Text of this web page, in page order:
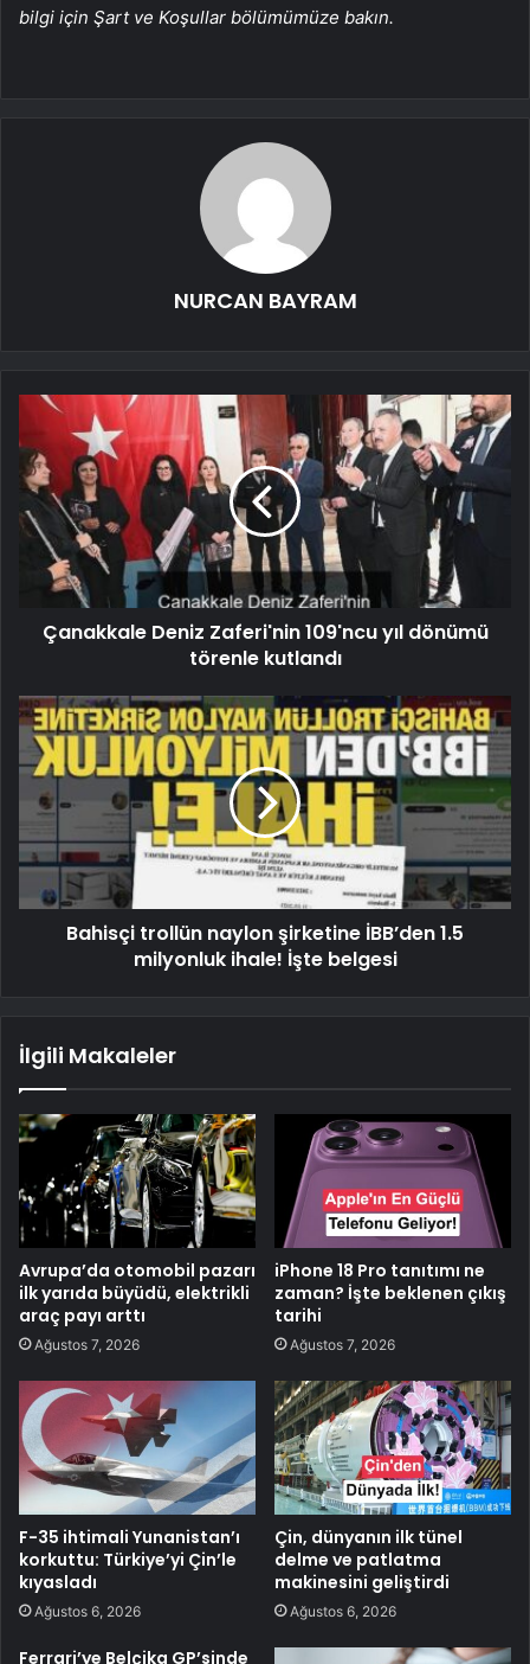
bilgi için Şart ve Koşullar bölümümüze bakın.
NURCAN BAYRAM
Çanakkale Deniz Zaferi'nin 109'ncu yıl dönümü
törenle kutlandı
Bahisçi trollün naylon şirketine İBB’den 1.5
milyonluk ihale! İşte belgesi
İlgili Makaleler
Avrupa’da otomobil pazarı
ilk yarıda büyüdü, elektrikli
araç payı arttı
Ağustos 7, 2026
iPhone 18 Pro tanıtımı ne
zaman? İşte beklenen çıkış
tarihi
Ağustos 7, 2026
F-35 ihtimali Yunanistan’ı
korkuttu: Türkiye’yi Çin’le
kıyasladı
Ağustos 6, 2026
Çin, dünyanın ilk tünel
delme ve patlatma
makinesini geliştirdi
Ağustos 6, 2026
Ferrari’ye Belçika GP’sinde